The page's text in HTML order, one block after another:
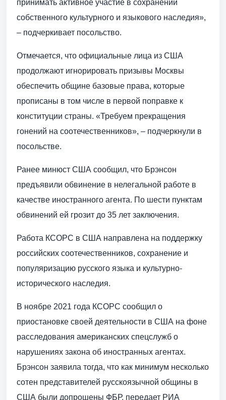
принимать активное участие в сохранении
собственного культурного и языкового наследия»,
– подчеркивает посольство.
Отмечается, что официальные лица из США
продолжают игнорировать призывы Москвы
обеспечить общине базовые права, которые
прописаны в том числе в первой поправке к
конституции страны. «Требуем прекращения
гонений на соотечественников», – подчеркнули в
посольстве.
Ранее минюст США сообщил, что Брэнсон
предъявили обвинение в нелегальной работе в
качестве иностранного агента. По шести пунктам
обвинений ей грозит до 35 лет заключения.
Работа КСОРС в США направлена на поддержку
российских соотечественников, сохранение и
популяризацию русского языка и культурно-
исторического наследия.
В ноябре 2021 года КСОРС сообщил о
приостановке своей деятельности в США на фоне
расследования американских спецслужб о
нарушениях закона об иностранных агентах.
Брэнсон заявила тогда, что как минимум несколько
сотен представителей русскоязычной общины в
США были допрошены ФБР, передает РИА